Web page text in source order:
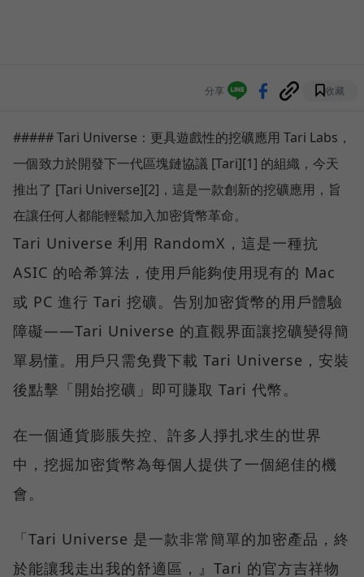
分享 收藏
##### Tari Universe：更具遊戲性的挖礦應用 Tari Labs，
一個致力於開發下一代區塊鏈協議 [Tari][1] 的組織，今天
推出了 [Tari Universe][2]，這是一款創新的挖礦應用，旨
在讓任何人都能輕鬆加入加密貨幣革命。
Tari Universe 利用 RandomX，這是一種抗
ASIC 的哈希算法，使用戶能夠使用現有的 Mac
或 PC 進行 Tari 挖礦。告別加密貨幣的用戶體驗
障礙——Tari Universe 的直觀界面讓挖礦變得簡
單易懂。用戶只需免費下載 Tari Universe，安裝
後點擊「開始挖礦」即可賺取 Tari 代幣。
在一個通貨膨脹失控、許多人掙扎求生的世界
中，挖掘加密貨幣為每個人提供了一個絕佳的機
會。
「Tari Universe 是一款非常簡單的加密產品，終
於能讓我走出我的舒適區，』Tari 的官方吉祥物